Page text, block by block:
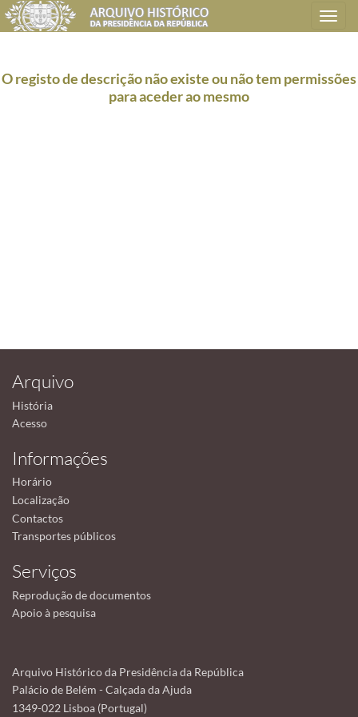
Toggle
navigation
O registo de descrição não existe ou não tem permissões
para aceder ao mesmo
Arquivo
História
Acesso
Informações
Horário
Localização
Contactos
Transportes públicos
Serviços
Reprodução de documentos
Apoio à pesquisa
Arquivo Histórico da Presidência da República
Palácio de Belém - Calçada da Ajuda
1349-022 Lisboa (Portugal)